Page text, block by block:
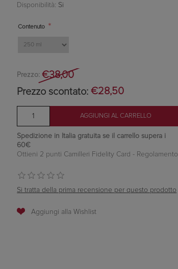
Disponibilità: Si
Contenuto *
Prezzo: €38,00
Prezzo scontato: €28,50
Spedizione in Italia gratuita se il carrello supera i
60€
Ottieni 2 punti Camilleri Fidelity Card - Regolamento
Si tratta della prima recensione per questo prodotto